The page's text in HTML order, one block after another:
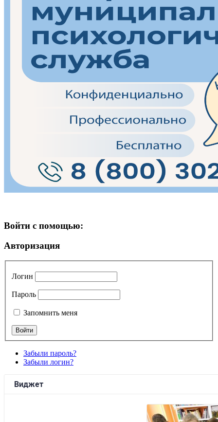
Войти с помощью:
Авторизация
Логин
Пароль
Запомнить меня
Забыли пароль?
Забыли логин?